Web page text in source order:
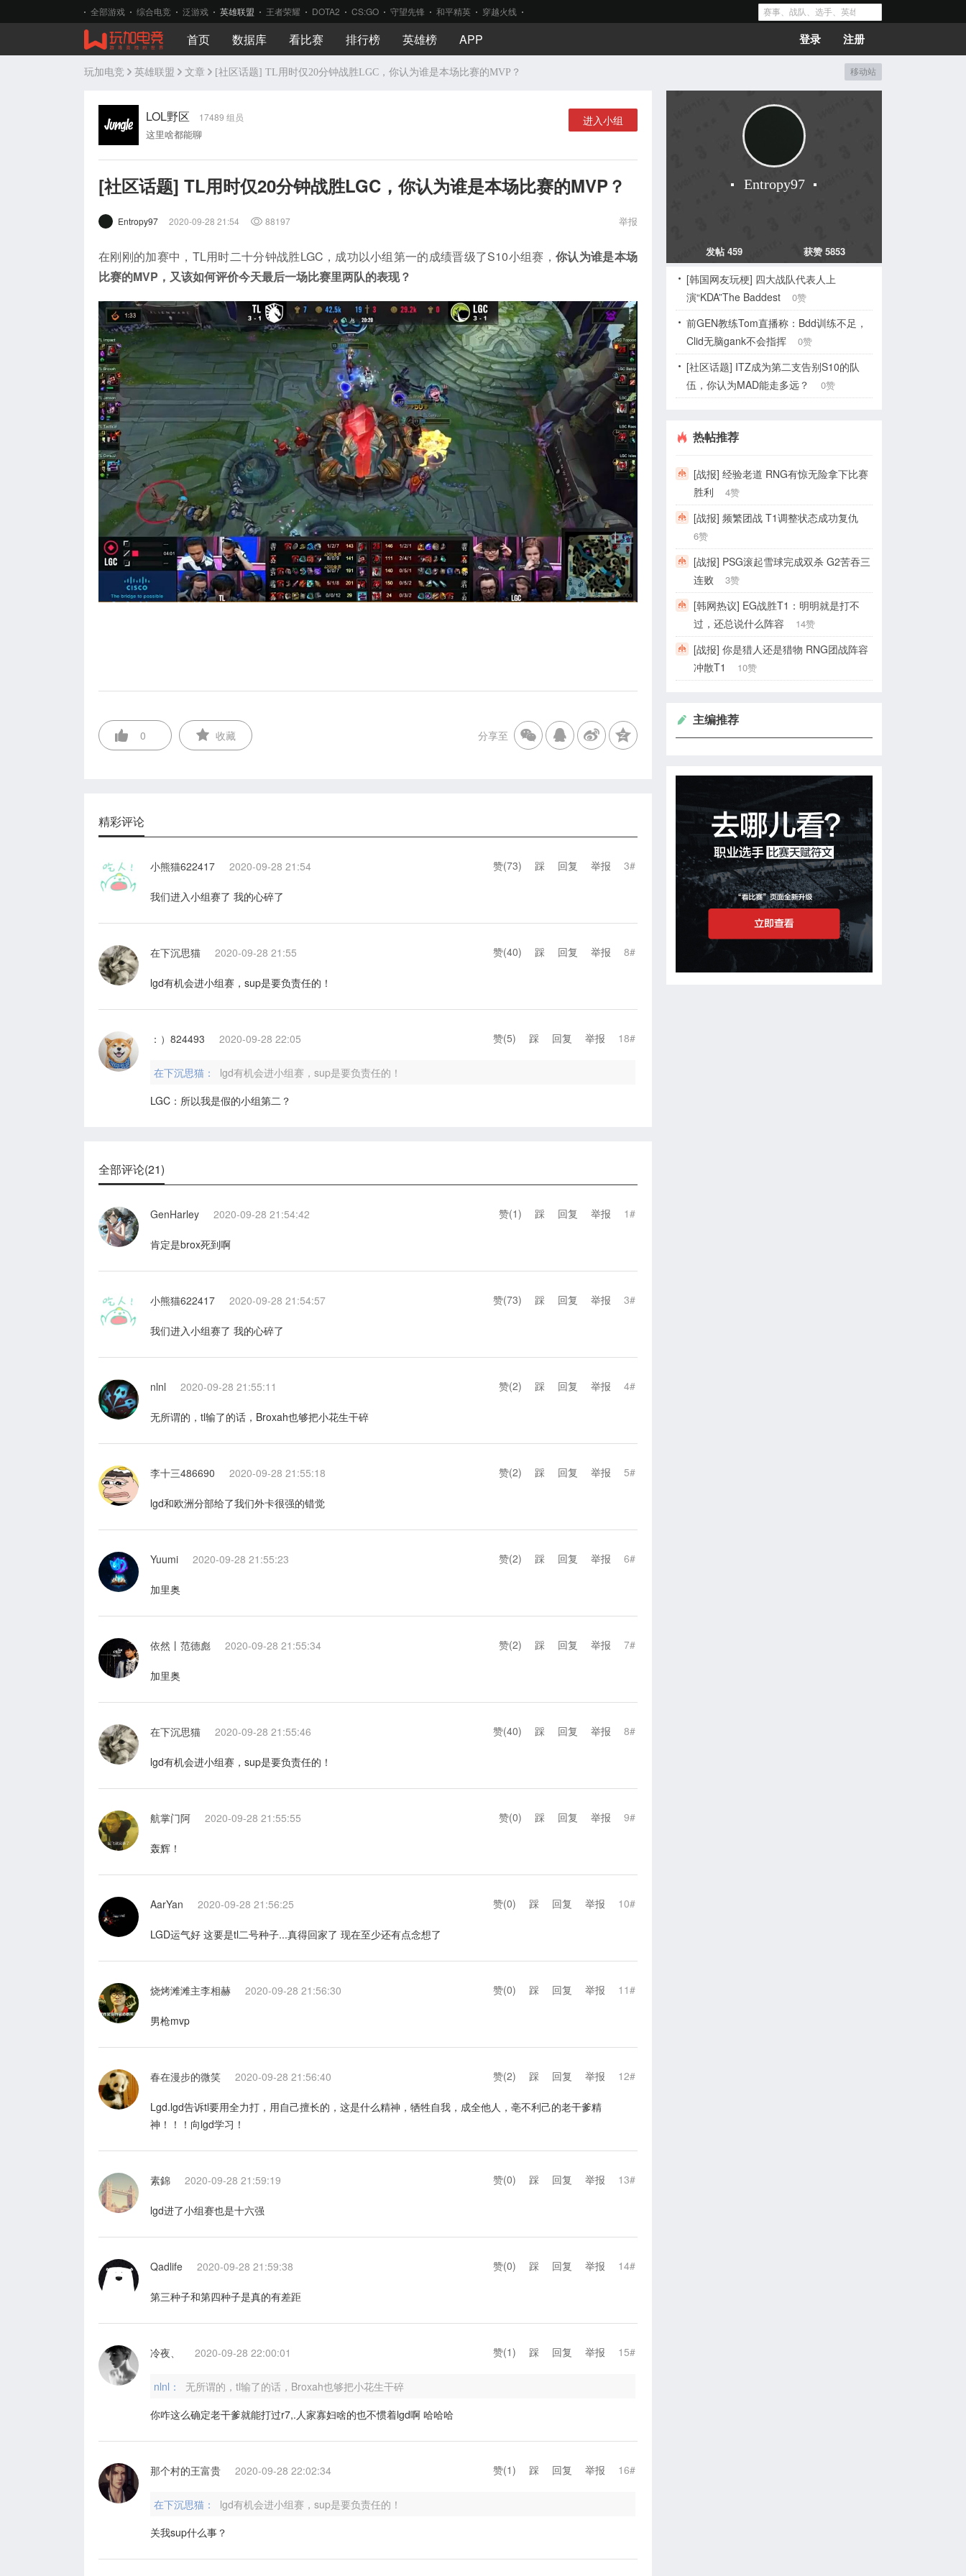
全部游戏 综合电竞 泛游戏 英雄联盟 王者荣耀 DOTA2 CS:GO 守望先锋 和平精英 穿越火线
首页 数据库 看比赛 排行榜 英雄榜 APP 登录 注册
玩加电竞 英雄联盟 文章 [社区话题] TL用时仅20分钟战胜LGC，你认为谁是本场比赛的MVP？ 移动站
LOL野区 17489 组员
这里啥都能聊
进入小组
[社区话题] TL用时仅20分钟战胜LGC，你认为谁是本场比赛的MVP？
Entropy97 2020-09-28 21:54 88197 举报
在刚刚的加赛中，TL用时二十分钟战胜LGC，成功以小组第一的成绩晋级了S10小组赛，你认为谁是本场
比赛的MVP，又该如何评价今天最后一场比赛里两队的表现？
0 收藏 分享至
精彩评论
小熊猫622417 2020-09-28 21:54 赞(73) 踩 回复 举报 3#
我们进入小组赛了 我的心碎了
在下沉思猫 2020-09-28 21:55 赞(40) 踩 回复 举报 8#
lgd有机会进小组赛，sup是要负责任的！
：）824493 2020-09-28 22:05 赞(5) 踩 回复 举报 18#
在下沉思猫：
lgd有机会进小组赛，sup是要负责任的！
LGC：所以我是假的小组第二？
全部评论(21)
GenHarley 2020-09-28 21:54:42 赞(1) 踩 回复 举报 1#
肯定是brox死到啊
小熊猫622417 2020-09-28 21:54:57 赞(73) 踩 回复 举报 3#
我们进入小组赛了 我的心碎了
nlnl 2020-09-28 21:55:11 赞(2) 踩 回复 举报 4#
无所谓的，tl输了的话，Broxah也够把小花生干碎
李十三486690 2020-09-28 21:55:18 赞(2) 踩 回复 举报 5#
lgd和欧洲分部给了我们外卡很强的错觉
Yuumi 2020-09-28 21:55:23 赞(2) 踩 回复 举报 6#
加里奥
依然丨范德彪 2020-09-28 21:55:34 赞(2) 踩 回复 举报 7#
加里奥
在下沉思猫 2020-09-28 21:55:46 赞(40) 踩 回复 举报 8#
lgd有机会进小组赛，sup是要负责任的！
航掌门阿 2020-09-28 21:55:55 赞(0) 踩 回复 举报 9#
轰辉！
AarYan 2020-09-28 21:56:25 赞(0) 踩 回复 举报 10#
LGD运气好 这要是tl二号种子...真得回家了 现在至少还有点念想了
烧烤滩滩主李相赫 2020-09-28 21:56:30 赞(0) 踩 回复 举报 11#
男枪mvp
春在漫步的微笑 2020-09-28 21:56:40 赞(2) 踩 回复 举报 12#
Lgd.lgd告诉tl要用全力打，用自己擅长的，这是什么精神，牺牲自我，成全他人，亳不利己的老干爹精
神！！！向lgd学习！
素錦 2020-09-28 21:59:19 赞(0) 踩 回复 举报 13#
lgd进了小组赛也是十六强
Qadlife 2020-09-28 21:59:38 赞(0) 踩 回复 举报 14#
第三种子和第四种子是真的有差距
冷夜、 2020-09-28 22:00:01 赞(1) 踩 回复 举报 15#
nlnl：
无所谓的，tl输了的话，Broxah也够把小花生干碎
你咋这么确定老干爹就能打过r7,.人家寡妇啥的也不惯着lgd啊 哈哈哈
那个村的王富贵 2020-09-28 22:02:34 赞(1) 踩 回复 举报 16#
在下沉思猫：
lgd有机会进小组赛，sup是要负责任的！
关我sup什么事？
Entropy97
发帖 459 获赞 5853
[韩国网友玩梗] 四大战队代表人上
演“KDA”The Baddest
0赞
前GEN教练Tom直播称：Bdd训练不足，
Clid无脑gank不会指挥
0赞
[社区话题] ITZ成为第二支告别S10的队
伍，你认为MAD能走多远？
0赞
热帖推荐
[战报] 经验老道 RNG有惊无险拿下比赛
胜利
4赞
[战报] 频繁团战 T1调整状态成功复仇
6赞
[战报] PSG滚起雪球完成双杀 G2苦吞三
连败
3赞
[韩网热议] EG战胜T1：明明就是打不
过，还总说什么阵容
14赞
[战报] 你是猎人还是猎物 RNG团战阵容
冲散T1
10赞
主编推荐